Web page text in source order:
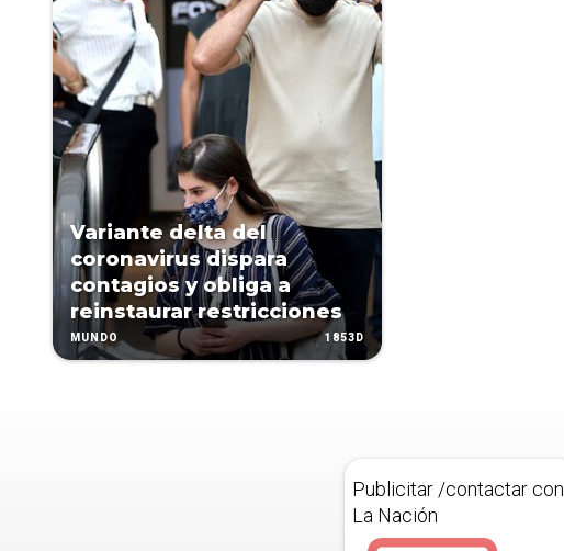
Variante delta del
coronavirus dispara
contagios y obliga a
reinstaurar restricciones
MUNDO 1853D
Publicitar /contactar con
La Nación